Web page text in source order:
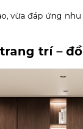
vừa đáp ứng
trí –